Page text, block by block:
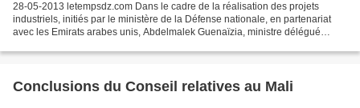
28-05-2013 letempsdz.com Dans le cadre de la réalisation des projets
industriels, initiés par le ministère de la Défense nationale, en partenariat
avec les Emirats arabes unis, Abdelmalek Guenaïzia, ministre délégué
Conclusions du Conseil relatives au Mali